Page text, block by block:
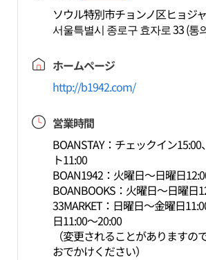
ソウル特別市チョンノ区ヒョジ
서울특별시 종로구 효자로 33 (통
ホームページ
http://b1942.com/
営業時間
BOANSTAY：チェックイン
ト11:00
BOAN1942：火曜日～日曜日
BOANBOOKS：火曜日～日曜日
33MARKET：日曜日～金曜日
日11:00～20:00
（変更されることがありますの
おでかけください）